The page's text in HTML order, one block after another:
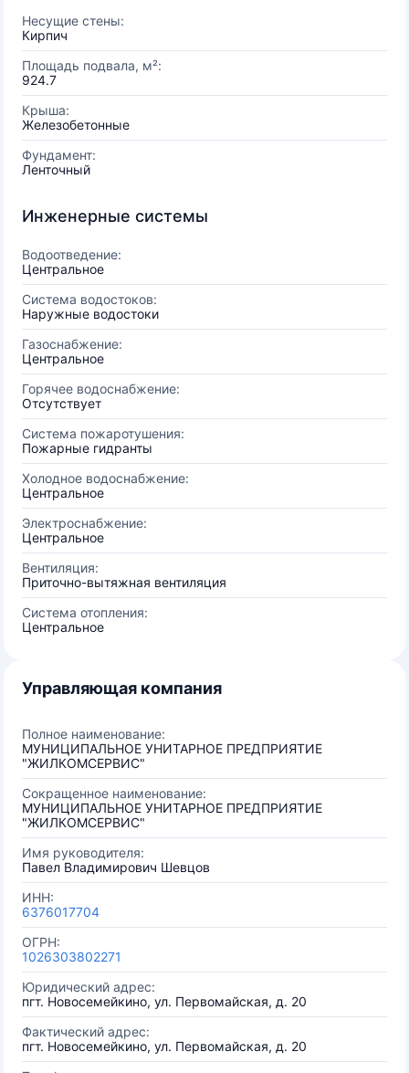
Несущие стены:
Кирпич
Площадь подвала, м²:
924.7
Крыша:
Железобетонные
Фундамент:
Ленточный
Инженерные системы
Водоотведение:
Центральное
Система водостоков:
Наружные водостоки
Газоснабжение:
Центральное
Горячее водоснабжение:
Отсутствует
Система пожаротушения:
Пожарные гидранты
Холодное водоснабжение:
Центральное
Электроснабжение:
Центральное
Вентиляция:
Приточно-вытяжная вентиляция
Система отопления:
Центральное
Управляющая компания
Полное наименование:
МУНИЦИПАЛЬНОЕ УНИТАРНОЕ ПРЕДПРИЯТИЕ
"ЖИЛКОМСЕРВИС"
Сокращенное наименование:
МУНИЦИПАЛЬНОЕ УНИТАРНОЕ ПРЕДПРИЯТИЕ
"ЖИЛКОМСЕРВИС"
Имя руководителя:
Павел Владимирович Шевцов
ИНН:
6376017704
ОГРН:
1026303802271
Юридический адрес:
пгт. Новосемейкино, ул. Первомайская, д. 20
Фактический адрес:
пгт. Новосемейкино, ул. Первомайская, д. 20